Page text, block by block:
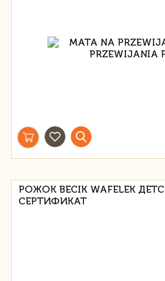
РОЖОК BECIK WAFELEK
СЕРТИФИКАТ